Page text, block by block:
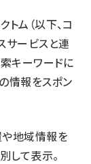
トム （以下、コ
サービスと連
キーワードに
情報をスポン
地域情報を
して表示。